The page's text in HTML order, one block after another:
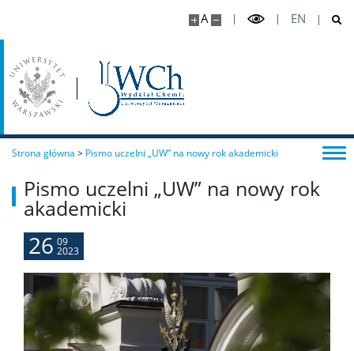
A EN
Szkoła Doktorska Nauk Ścisłych i Przyrodniczych
Archiwum
Studia doktoranckie
RadFarm
Doktoraty wdrożeniowe
Struktura
Strona główna > Pismo uczelni „UW” na nowy rok akademicki
Pismo uczelni „UW” na nowy rok
akademicki
26 09
2023